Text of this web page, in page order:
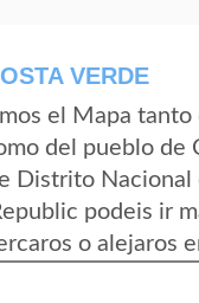
VERDE
el Mapa tanto
del pueblo de
Distrito Nacional
podeis ir
o alejaros